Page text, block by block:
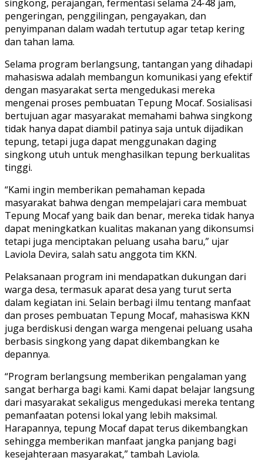
singkong, perajangan, fermentasi selama 24-48 jam,
pengeringan, penggilingan, pengayakan, dan
penyimpanan dalam wadah tertutup agar tetap kering
dan tahan lama.
Selama program berlangsung, tantangan yang dihadapi
mahasiswa adalah membangun komunikasi yang efektif
dengan masyarakat serta mengedukasi mereka
mengenai proses pembuatan Tepung Mocaf. Sosialisasi
bertujuan agar masyarakat memahami bahwa singkong
tidak hanya dapat diambil patinya saja untuk dijadikan
tepung, tetapi juga dapat menggunakan daging
singkong utuh untuk menghasilkan tepung berkualitas
tinggi.
“Kami ingin memberikan pemahaman kepada
masyarakat bahwa dengan mempelajari cara membuat
Tepung Mocaf yang baik dan benar, mereka tidak hanya
dapat meningkatkan kualitas makanan yang dikonsumsi
tetapi juga menciptakan peluang usaha baru,” ujar
Laviola Devira, salah satu anggota tim KKN.
Pelaksanaan program ini mendapatkan dukungan dari
warga desa, termasuk aparat desa yang turut serta
dalam kegiatan ini. Selain berbagi ilmu tentang manfaat
dan proses pembuatan Tepung Mocaf, mahasiswa KKN
juga berdiskusi dengan warga mengenai peluang usaha
berbasis singkong yang dapat dikembangkan ke
depannya.
“Program berlangsung memberikan pengalaman yang
sangat berharga bagi kami. Kami dapat belajar langsung
dari masyarakat sekaligus mengedukasi mereka tentang
pemanfaatan potensi lokal yang lebih maksimal.
Harapannya, tepung Mocaf dapat terus dikembangkan
sehingga memberikan manfaat jangka panjang bagi
kesejahteraan masyarakat,” tambah Laviola.